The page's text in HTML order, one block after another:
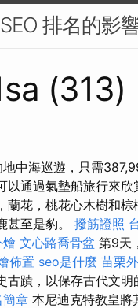
排名的影
(313)
中海巡遊，只需
以通過氣墊船旅行來欣
蘭花，桃花心木樹和
甚至是豹。 撥筋證照
文心路喬骨盆 第9天
佈置 seo是什麼 苗栗
古蹟，以保存古代文
簡章 本尼迪克特教皇將